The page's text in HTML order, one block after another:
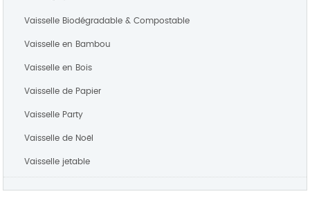
Vaisselle Biodégradable & Compostable
Vaisselle en Bambou
Vaisselle en Bois
Vaisselle de Papier
Vaisselle Party
Vaisselle de Noël
Vaisselle jetable